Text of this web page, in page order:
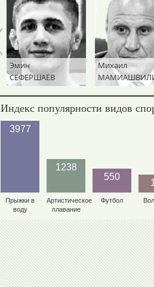
Эмин
СЕФЕРШАЕВ
Михаил
Индекс популярности видов
3977
Прыжки в
воду
1238
Артистическое
плавание
550
Футбол